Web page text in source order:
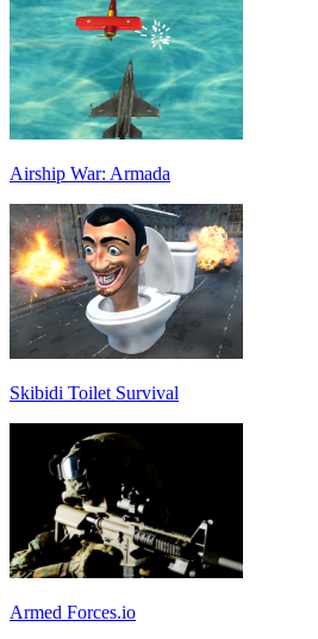
Airship War: Armada
Skibidi Toilet Survival
Armed Forces.io